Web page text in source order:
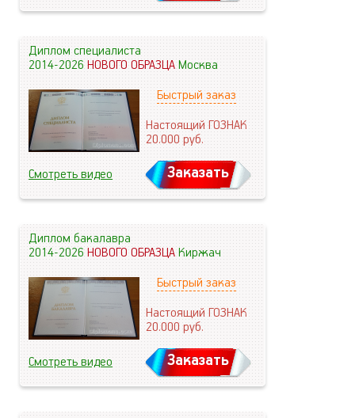
Диплом специалиста
2014-2026НОВОГО ОБРАЗЦАМосква
Быстрый заказ
Настоящий ГОЗНАК
20.000руб.
Смотреть видео Заказать
Диплом бакалавра
2014-2026НОВОГО ОБРАЗЦАКиржач
Быстрый заказ
Настоящий ГОЗНАК
20.000руб.
Смотреть видео Заказать